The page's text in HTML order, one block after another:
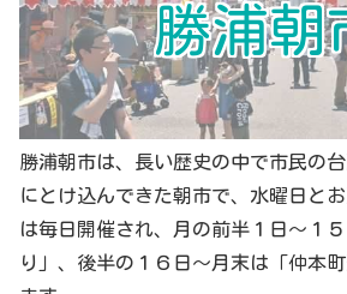
勝浦朝
勝浦朝市は、長い歴史の中で市民の
にとけ込んできた朝市で、水曜日と
は毎日開催され、月の前半１日～１
り」、後半の１６日～月末は「仲本